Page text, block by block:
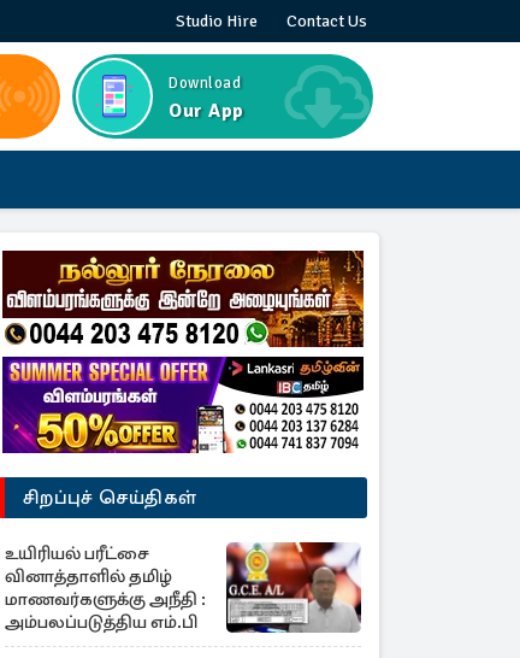
Studio Hire Contact Us
Download
Our App
சிறப்புச் செய்திகள்
உயிரியல் பரீட்சை
வினாத்தாளில் தமிழ்
மாணவர்களுக்கு அநீதி :
அம்பலப்படுத்திய எம்.பி